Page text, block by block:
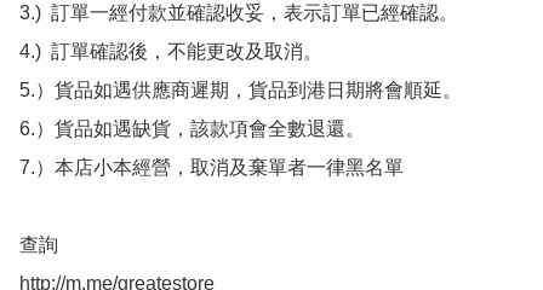
3.)  訂單一經付款並確認收妥，表示訂單已經確認。
4.)  訂單確認後，不能更改及取消。
5.）貨品如遇供應商遲期，貨品到港日期將會順延。
6.）貨品如遇缺貨，該款項會全數退還。
7.）本店小本經營，取消及棄單者一律黑名單
查詢
http://m.me/greatestore